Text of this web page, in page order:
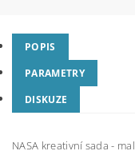
POPIS
PARAMETRY
DISKUZE
NASA kreativní sada -